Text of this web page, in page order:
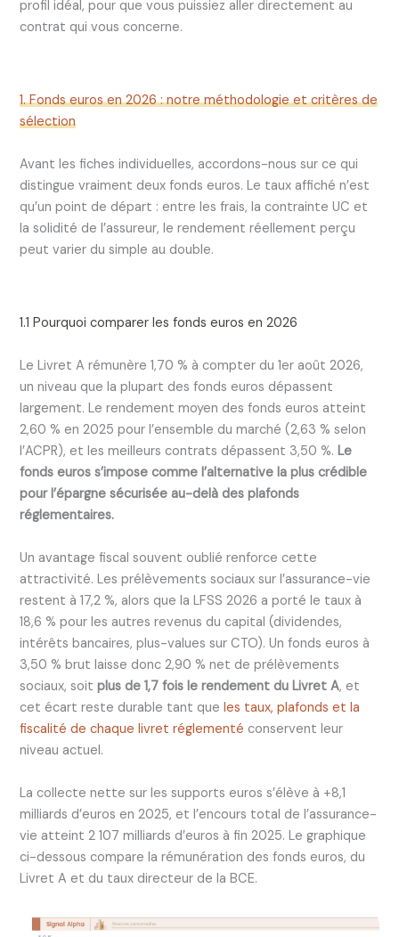
profil idéal, pour que vous puissiez aller directement au
contrat qui vous concerne.
1. Fonds euros en 2026 : notre méthodologie et critères de
sélection
Avant les fiches individuelles, accordons-nous sur ce qui
distingue vraiment deux fonds euros. Le taux affiché n’est
qu’un point de départ : entre les frais, la contrainte UC et
la solidité de l’assureur, le rendement réellement perçu
peut varier du simple au double.
1.1 Pourquoi comparer les fonds euros en 2026
Le Livret A rémunère 1,70 % à compter du 1er août 2026,
un niveau que la plupart des fonds euros dépassent
largement. Le rendement moyen des fonds euros atteint
2,60 % en 2025 pour l’ensemble du marché (2,63 % selon
l’ACPR), et les meilleurs contrats dépassent 3,50 %. Le
fonds euros s’impose comme l’alternative la plus crédible
pour l’épargne sécurisée au-delà des plafonds
réglementaires.
Un avantage fiscal souvent oublié renforce cette
attractivité. Les prélèvements sociaux sur l’assurance-vie
restent à 17,2 %, alors que la LFSS 2026 a porté le taux à
18,6 % pour les autres revenus du capital (dividendes,
intérêts bancaires, plus-values sur CTO). Un fonds euros à
3,50 % brut laisse donc 2,90 % net de prélèvements
sociaux, soitplus de 1,7 fois le rendement du Livret A, et
cet écart reste durable tant queles taux, plafonds et la
fiscalité de chaque livret réglementé conservent leur
niveau actuel.
La collecte nette sur les supports euros s’élève à +8,1
milliards d’euros en 2025, et l’encours total de l’assurance-
vie atteint 2 107 milliards d’euros à fin 2025. Le graphique
ci-dessous compare la rémunération des fonds euros, du
Livret A et du taux directeur de la BCE.